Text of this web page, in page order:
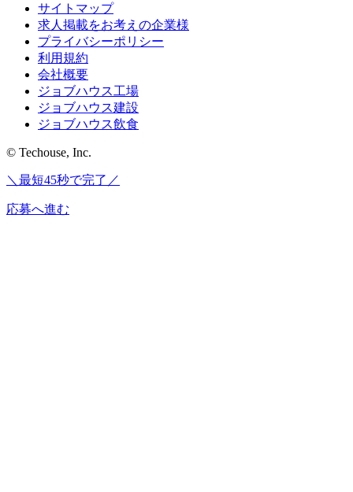
サイトマップ
求人掲載をお考えの企業様
プライバシーポリシー
利用規約
会社概要
ジョブハウス工場
ジョブハウス建設
ジョブハウス飲食
© Techouse, Inc.
＼最短45秒で完了／
応募へ進む